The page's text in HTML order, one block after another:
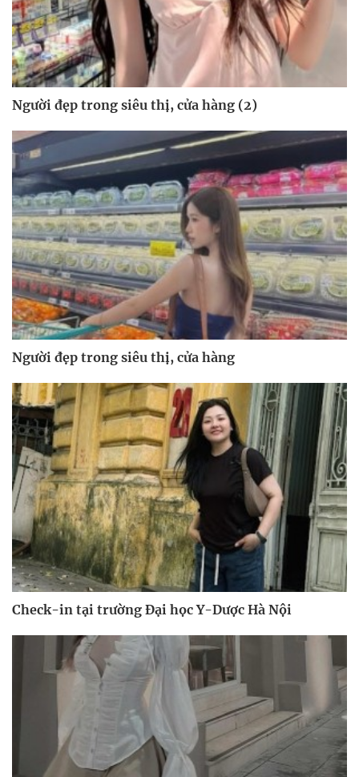
Người đẹp trong siêu thị, cửa hàng (2)
Người đẹp trong siêu thị, cửa hàng
Check-in tại trường Đại học Y-Dược Hà Nội